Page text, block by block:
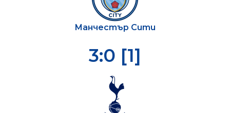
Манчестър Сити
3:0 [1]